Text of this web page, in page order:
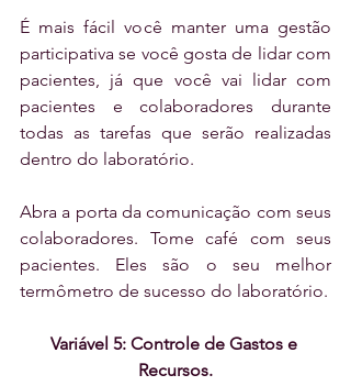
É mais fácil você manter uma gestão
participativa se você gosta de lidar com
pacientes, já que você vai lidar com
pacientes e colaboradores durante
todas as tarefas que serão realizadas
dentro do laboratório.
Abra a porta da comunicação com seus
colaboradores. Tome café com seus
pacientes. Eles são o seu melhor
termômetro de sucesso do laboratório.
Variável 5: Controle de Gastos e
Recursos.